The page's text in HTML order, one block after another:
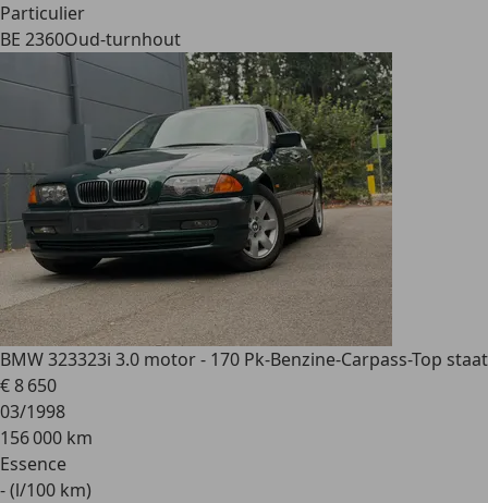
Particulier
BE 2360Oud-turnhout
BMW 323323i 3.0 motor - 170 Pk-Benzine-Carpass-Top staat
€ 8 650
03/1998
156 000 km
Essence
- (l/100 km)